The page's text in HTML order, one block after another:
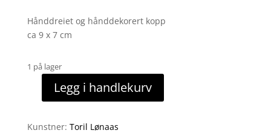
Hånddreiet og hånddekorert kopp
ca 9 x 7 cm
1 på lager
Kaffekopp
antall
Legg i handlekurv
Kunstner: Toril Lønaas